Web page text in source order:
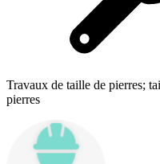
Travaux de taille de pierres;
pierres